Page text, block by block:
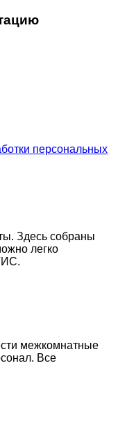
персональных
Здесь собраны
легко
межкомнатные
Все